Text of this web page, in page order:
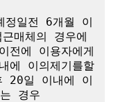
일전 6개월 이
매체의 경우에
전에 이용자에게
에 이의제기를할
20일 이내에 이
경우